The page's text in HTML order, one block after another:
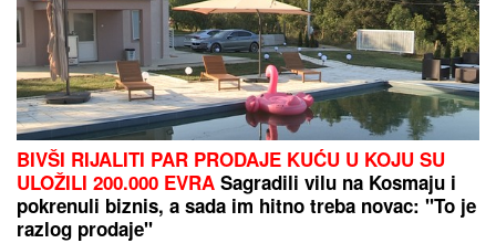
BIVŠI RIJALITI PAR PRODAJE KUĆU U KOJU SU
ULOŽILI 200.000 EVRA Sagradili vilu na Kosmaju i
pokrenuli biznis, a sada im hitno treba novac: "To je
razlog prodaje"